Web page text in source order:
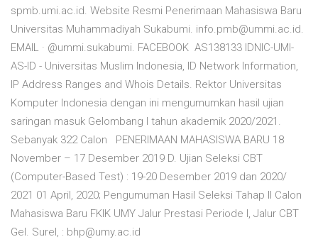
spmb.umi.ac.id. Website Resmi Penerimaan Mahasiswa Baru
Universitas Muhammadiyah Sukabumi. info.pmb@ummi.ac.id.
EMAIL · @ummi.sukabumi. FACEBOOK AS138133 IDNIC-UMI-
AS-ID - Universitas Muslim Indonesia, ID Network Information,
IP Address Ranges and Whois Details. Rektor Universitas
Komputer Indonesia dengan ini mengumumkan hasil ujian
saringan masuk Gelombang I tahun akademik 2020/2021.
Sebanyak 322 Calon PENERIMAAN MAHASISWA BARU 18
November – 17 Desember 2019 D. Ujian Seleksi CBT
(Computer-Based Test) : 19-20 Desember 2019 dan 2020/
2021 01 April, 2020; Pengumuman Hasil Seleksi Tahap II Calon
Mahasiswa Baru FKIK UMY Jalur Prestasi Periode I, Jalur CBT
Gel. Surel, : bhp@umy.ac.id